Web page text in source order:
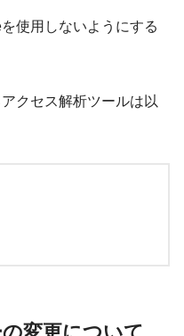
使用しないようにする
クセス解析ツールは以